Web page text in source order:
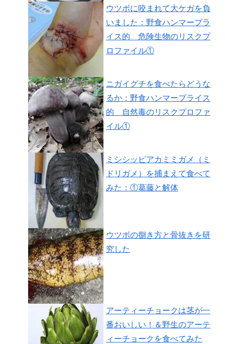
ウツボに咬まれて大ケガを負
いました：野食ハンマープラ
イス的 危険生物のリスクプ
ロファイル①
ニガイグチを食べたらどうな
るか：野食ハンマープライス
的 自然毒のリスクプロファ
イル①
ミシシッピアカミミガメ（ミ
ドリガメ）を捕まえて食べて
みた：①葛藤と解体
ウツボの捌き方と骨抜きを研
究した
アーティーチョークは茎が一
番おいしい！＆野生のアーテ
ィーチョークを食べてみた